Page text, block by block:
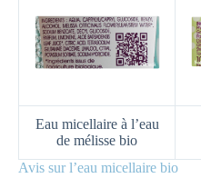
Eau micellaire à l’eau
de mélisse bio
Avis sur l’eau micellaire bio